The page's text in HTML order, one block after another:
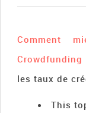
Comment
Crowdfunding
les taux de
This